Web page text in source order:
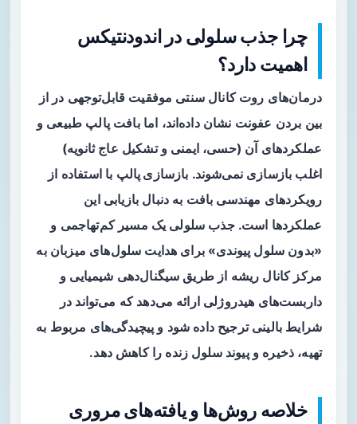
چرا جذب سلولی در اندودنتیکس
اهمیت دارد؟
درمان‌های روت کانال سنتی موفقیت قابل‌توجهی در از
بین بردن عفونت نشان داده‌اند، اما بافت پالپ طبیعی و
عملکردهای آن (حسی، ایمنی و تشکیل عاج ثانویه)
اغلب بازسازی نمی‌شوند. بازسازی پالپ با استفاده از
رویکردهای مهندسی بافت به دنبال بازیابی این
عملکردها است. جذب سلولی یک مسیر کم‌تهاجمی و
«بدون سلول پیوندی» برای هدایت سلول‌های میزبان به
مرکز کانال ریشه از طریق سیگنال‌دهی شیمیایی و
داربست‌های هیدروژلی ارائه می‌دهد که می‌تواند در
شرایط بالینی ترجیح داده شود و پیچیدگی‌های مربوط به
تهیه، ذخیره و پیوند سلول زنده را کاهش دهد.
خلاصه روش‌ها و یافته‌های مروری